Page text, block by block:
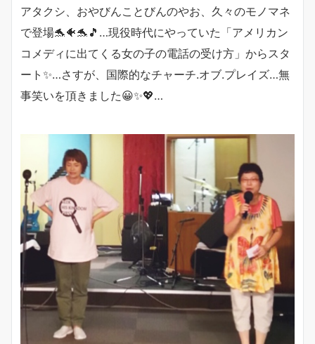
アタクシ、おやびんことびんのやお、久々のモノマネ
で登場🐬🐠🐬🎵…現役時代にやっていた「アメリカン
コメディに出てくる女の子の電話の受け方」からスタ
ート✨…さすが、国際的なチャーチ.オブ.プレイズ…無
事笑いを頂きました😀✨💖…